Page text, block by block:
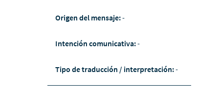
Origen del mensaje:-
Intención comunicativa:-
Tipo de traducción / interpretación:-